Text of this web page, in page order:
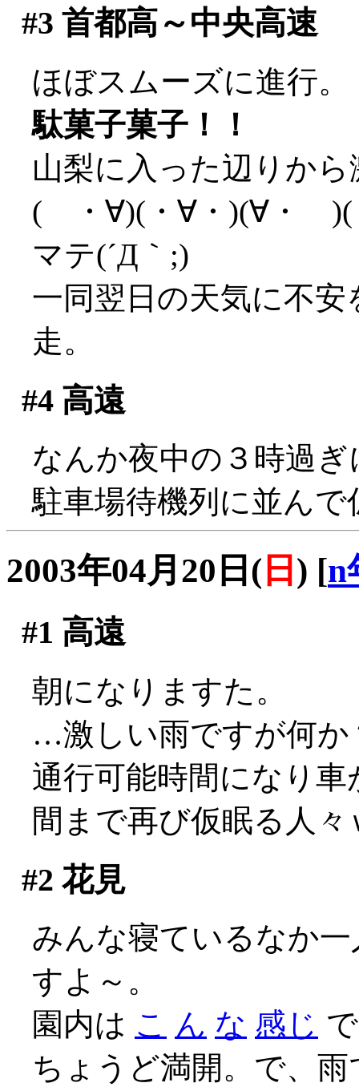
#3 首都高～中央高速
ほぼスムーズに進行。
駄菓子菓子！！
山梨に入った辺りか
( ・∀)(・∀・)(∀・
マテ(´Д｀;)
一同翌日の天気に不
走。
#4高遠
なんか夜中の３時過
駐車場待機列に並ん
2003年04月20日( 日 ) [n
#1 高遠
朝になりますた。
…激しい雨ですが何か
通行可能時間になり
間まで再び仮眠る人々
#2 花見
みんな寝ているなか
すよ～。
園内は こ ん な 感じ
ちょうど満開。で、